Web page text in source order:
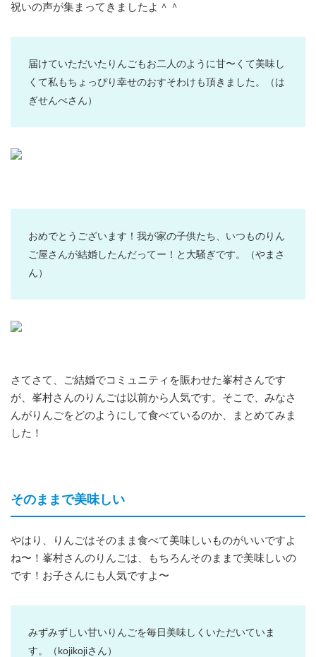
祝いの声が集まってきましたよ＾＾
届けていただいたりんごもお二人のように甘〜くて美味し
くて私もちょっぴり幸せのおすそわけも頂きました。
（は
ぎせんべさん）
おめでとうございます！我が家の子供たち、いつものりん
ご屋さんが結婚したんだってー！と大騒ぎです。
（やまさ
ん）
さてさて、ご結婚でコミュニティを賑わせた峯村さんです
が、峯村さんのりんごは以前から人気です。そこで、みなさ
んがりんごをどのようにして食べているのか、まとめてみま
した！
そのままで美味しい
やはり、りんごはそのまま食べて美味しいものがいいですよ
ね〜！峯村さんのりんごは、もちろんそのままで美味しいの
です！お子さんにも人気ですよ〜
みずみずしい甘いりんごを毎日美味しくいただいていま
す。
（kojikojiさん）